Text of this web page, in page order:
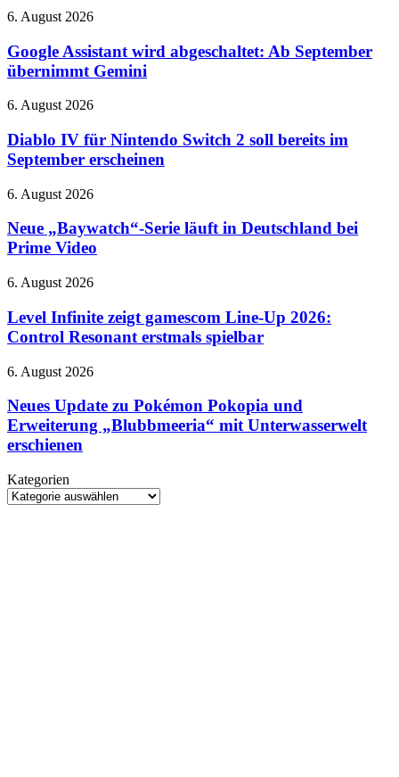
Lern-
Google
wird
abgeschaltet:
Ab
übernimmt
6. August 2026
Google Assistant wird abgeschaltet: Ab September
übernimmt Gemini
Diablo
für
Nintendo
Switch
soll
im
September
6. August 2026
Diablo IV für Nintendo Switch 2 soll bereits im
September erscheinen
Neue
Serie
läuft
in
bei
Video
6. August 2026
Neue „Baywatch“-Serie läuft in Deutschland bei
Prime Video
Level
zeigt
gamescom
Line-
2026:
Resonant
erstmals
spielbar
6. August 2026
Level Infinite zeigt gamescom Line-Up 2026:
Control Resonant erstmals spielbar
Neues
zu
Pokémon
Pokopia
und
„Blubbmeeria“
mit
6. August 2026
Neues Update zu Pokémon Pokopia und
Erweiterung „Blubbmeeria“ mit Unterwasserwelt
erschienen
Kategorien
Kategorien